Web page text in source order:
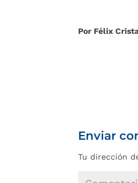
Por Félix
Enviar
Tu dirección